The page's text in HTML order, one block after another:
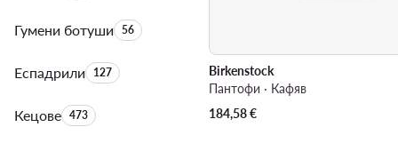
Гумени ботушиБрой на продуктите:
56
ЕспадрилиБрой на продуктите:
127
КецовеБрой на продуктите:
473
Birkenstock
Пантофи · Кафяв
184,58€